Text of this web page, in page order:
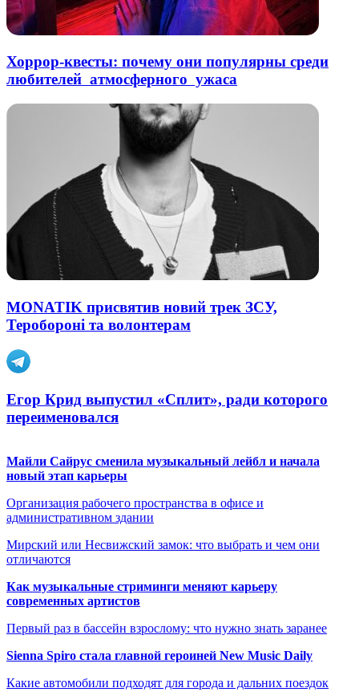
Хоррор-квесты: почему они популярны среди
любителей атмосферного ужаса
MONATIK присвятив новий трек ЗСУ,
Теробороні та волонтерам
Егор Крид выпустил «Сплит», ради которого
переименовался
Майли Сайрус сменила музыкальный лейбл и начала
новый этап карьеры
Организация рабочего пространства в офисе и
административном здании
Мирский или Несвижский замок: что выбрать и чем они
отличаются
Как музыкальные стриминги меняют карьеру
современных артистов
Первый раз в бассейн взрослому: что нужно знать заранее
Sienna Spiro стала главной героиней New Music Daily
Какие автомобили подходят для города и дальних поездок